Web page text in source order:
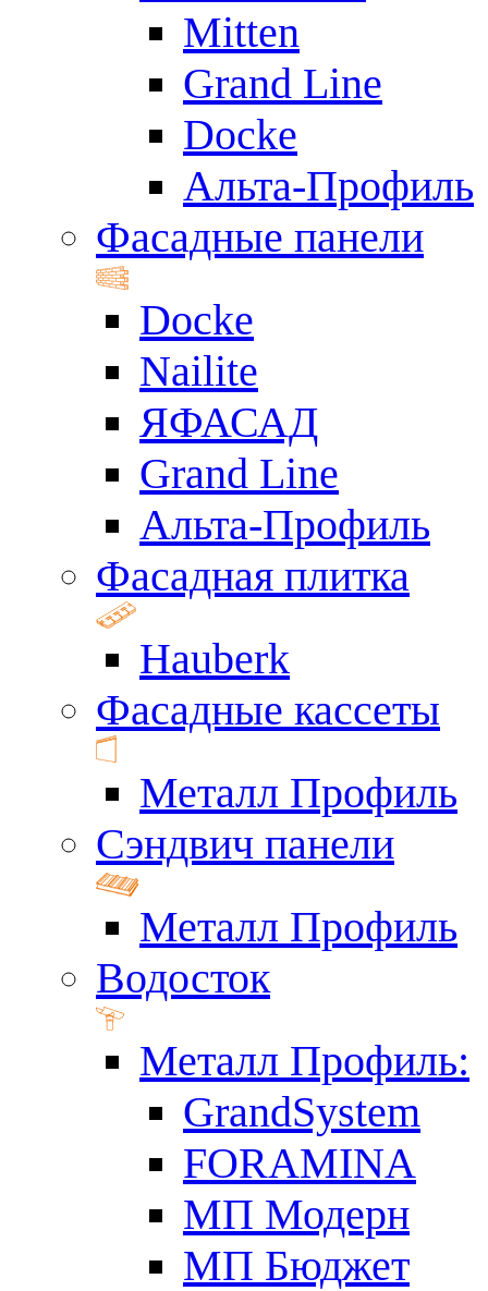
Mitten
Grand Line
Docke
Альта-Профиль
Фасадные панели
Docke
Nailite
ЯФАСАД
Grand Line
Альта-Профиль
Фасадная плитка
Hauberk
Фасадные кассеты
Металл Профиль
Сэндвич панели
Металл Профиль
Водосток
Металл Профиль:
GrandSystem
FORAMINA
МП Модерн
МП Бюджет